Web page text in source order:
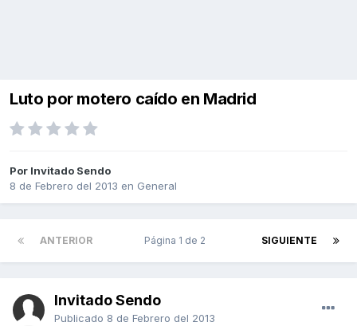
Luto por motero caído en Madrid
Por Invitado Sendo
8 de Febrero del 2013 en General
ANTERIOR SIGUIENTE
Página 1 de 2
Invitado Sendo
Publicado 8 de Febrero del 2013